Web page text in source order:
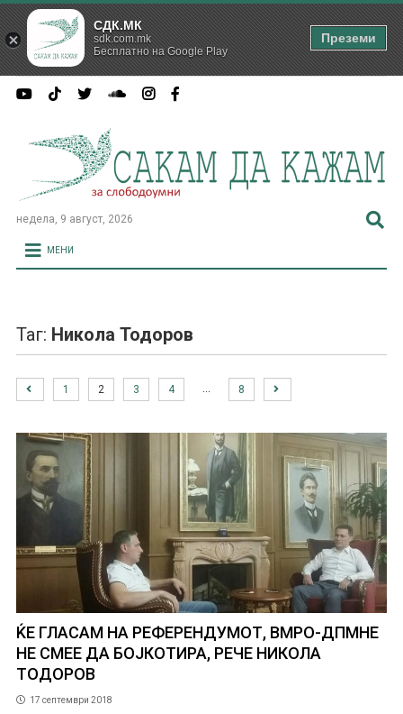
недела, 9 август, 2026
МЕНИ
Таг: Никола Тодоров
1 2 3 4 8
ЌЕ ГЛАСАМ НА РЕФЕРЕНДУМОТ, ВМРО-ДПМНЕ
НЕ СМЕЕ ДА БОЈКОТИРА, РЕЧЕ НИКОЛА
ТОДОРОВ
17 септември 2018
СДК.МК
sdk.com.mk
Бесплатно на Google Play
Преземи